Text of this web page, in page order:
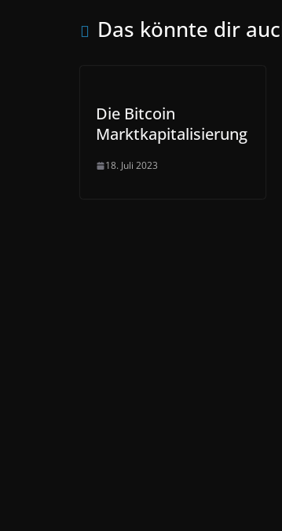
Das könnte dir
Die Bitcoin
Marktkapitalisierung
18. Juli 2023